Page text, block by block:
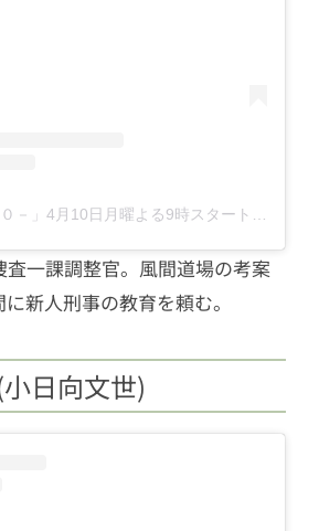
一課調整官。風間道場の考案
新人刑事の教育を頼む。
日向文世)